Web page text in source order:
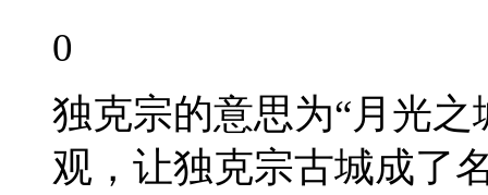
0
独克宗的意思为“月光
观，让独克宗古城成了